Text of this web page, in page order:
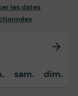
les dates
sam. dim.